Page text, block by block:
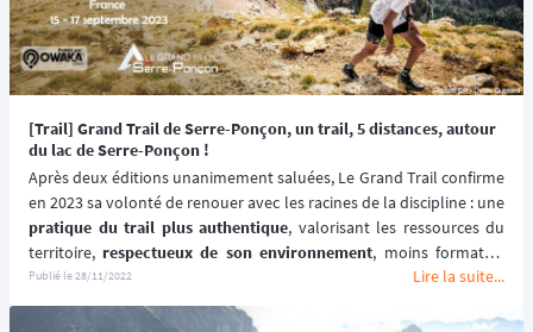
[Trail] Grand Trail de Serre-Ponçon, un trail, 5 distances, autour
du lac de Serre-Ponçon !
Après deux éditions unanimement saluées, Le Grand Trail confirme
pratique du trail plus authentique, valorisant les ressources du
territoire, respectueux de son environnement, moins formatée,
avec un focus sur l’esprit d’
Publié le28/11/2022 Lire la suite...